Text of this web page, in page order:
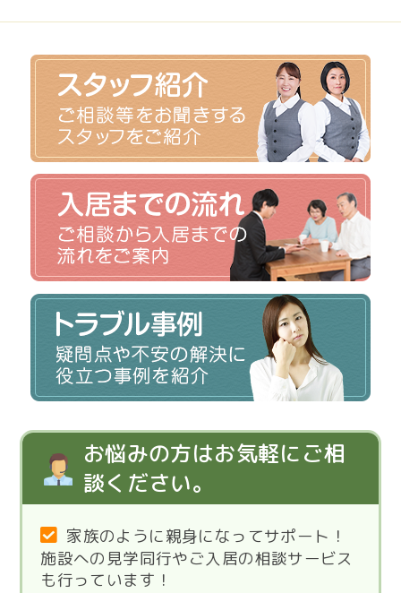
お悩みの方はお気軽にご相
談ください。
家族のように親身になってサポート！
施設への見学同行やご入居の相談サービス
も行っています！